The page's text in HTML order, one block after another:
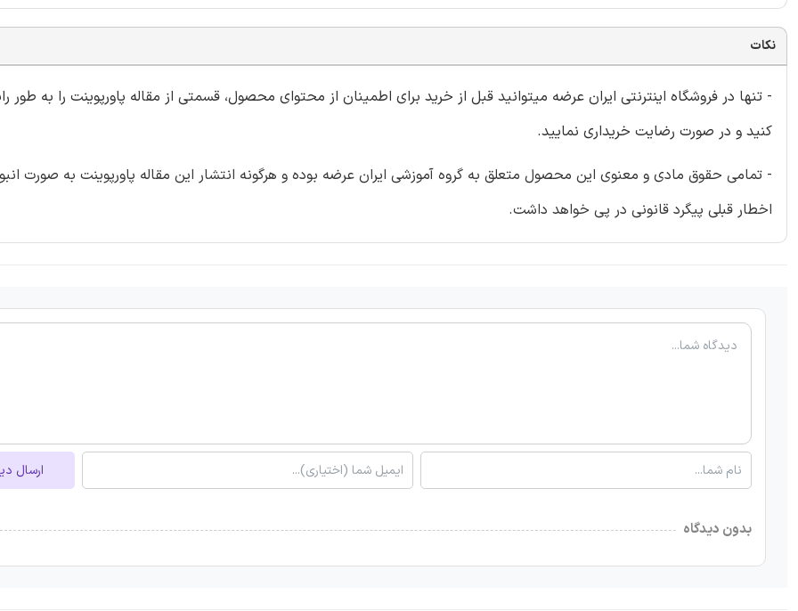
نکات
- تنها در فروشگاه اینترنتی ایران عرضه میتوانید قبل از خرید برای اطمینان از محتوای محصول، قسمتی از مقاله پاورپوینت را به طور
کنید و در صورت رضایت خریداری نمایید.
- تمامی حقوق مادی و معنوی این محصول متعلق به گروه آموزشی ایران عرضه بوده و هرگونه انتشار این مقاله پاورپوینت به صورت
اخطار قبلی پیگرد قانونی در پی خواهد داشت.
ارسال
بدون دیدگاه